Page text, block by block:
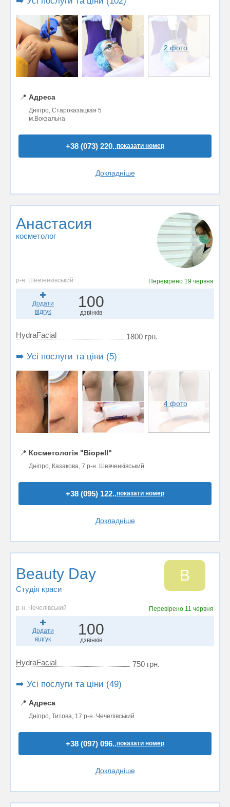
2 фото
📍 Адреса
Дніпро, Староказацкая 5
м.Вокзальна
+38 (073) 220..показати номер
Докладніше
Анастасия
косметолог
р-н. Шевченківський Перевірено 19 червня
Додати
відгук
100
дзвінків
HydraFacial 1800 грн.
➡️ Усі послуги та ціни (5)
4 фото
📍 Косметологія "Biopell"
Дніпро, Казакова, 7 р-н. Шевченківський
+38 (095) 122..показати номер
Докладніше
Beauty Day
Студія краси
B
р-н. Чечелівський Перевірено 11 червня
Додати
відгук
100
дзвінків
HydraFacial 750 грн.
➡️ Усі послуги та ціни (49)
📍 Адреса
Дніпро, Титова, 17 р-н. Чечелівський
+38 (097) 096..показати номер
Докладніше